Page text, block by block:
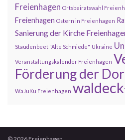
Freienhagen Ortsbeiratswahl
Freienhagen Ostern in Freienhagen
Sanierung der Kirche
Staudenbeet "Alte Schmiede" Ukraine
Veranstaltungskalender Freienhagen
Förderung der
WaJuKu Freienhagen